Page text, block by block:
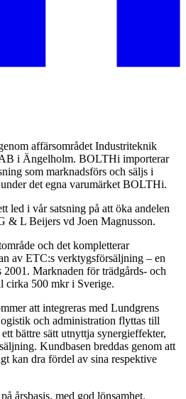
affärsområdet Industriteknik
i Ängelholm. BOLTHi importerar
som marknadsförs och säljs i
det egna varumärket BOLTHi.
led i vår satsning på att öka andelen
& L Beijers vd Joen Magnusson.
och det kompletterar
av ETC:s verktygsförsäljning – en
2001. Marknaden för trädgårds- och
cirka 500 mkr i Sverige.
att integreras med Lundgrens
och administration flyttas till
bättre sätt utnyttja synergieffekter,
Kundbasen breddas genom att
kan dra fördel av sina respektive
årsbasis, med god lönsamhet.